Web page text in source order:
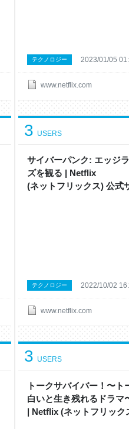
www.netflix.com
テクノロジー 2023/01/05
サイバーパンク: エッジ
ズ を観 る | Netflix
( ネ ッ ト フ リ ッ ク ス ) 公 式
3 USERS
www.netflix.com
テクノロジー 2022/10/02
トークサバイバー！〜ト
白いと生き残れるドラマ
| Netflix ( ネ ッ ト フ リ ッ ク
3 USERS